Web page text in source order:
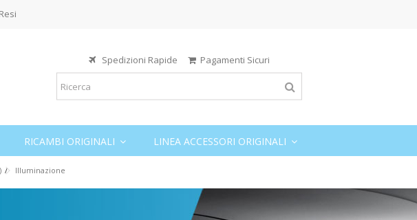
Spedizioni Rapide Pagamenti Sicuri
RICAMBI ORIGINALI LINEA ACCESSORI ORIGINALI
Illuminazione